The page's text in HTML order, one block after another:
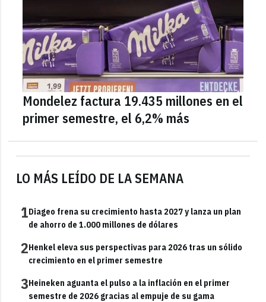
LO MÁS LEÍDO DE LA SEMANA
1Diageo frena su crecimiento hasta 2027 y lanza un plan
de ahorro de 1.000 millones de dólares
2Henkel eleva sus perspectivas para 2026 tras un sólido
crecimiento en el primer semestre
3Heineken aguanta el pulso a la inflación en el primer
semestre de 2026 gracias al empuje de su gama
Mondelez factura 19.435 millones en el
primer semestre, el 6,2% más